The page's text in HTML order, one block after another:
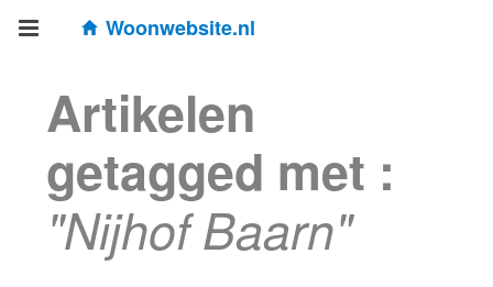
Woonwebsite.nl
Artikelen
getagged met :
"Nijhof Baarn"